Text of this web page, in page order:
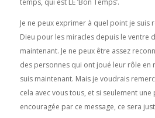
Je ne peux exprimer à quel point je suis
Dieu pour les miracles depuis le ventre
maintenant. Je ne peux être assez
des personnes qui ont joué leur rôle en
suis maintenant. Mais je voudrais
cela avec vous tous, et si seulement
encouragée par ce message, ce sera